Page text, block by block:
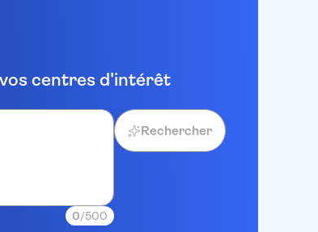
vos centres d'intérêt
0/500
Rechercher